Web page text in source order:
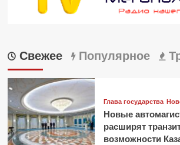
Свежее Популярное
Глава государства
Новые
расширят
возможности